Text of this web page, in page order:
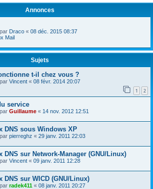
r
Annonces
Draco « 08 déc. 2015 08:37
Mail
Sujets
t-il chez vous ?
Vincent « 08 févr. 2014 20:07
1 2
service
Guillaume « 14 nov. 2012 12:51
DNS sous Windows XP
pierreghz « 29 janv. 2011 22:03
DNS sur Network-Manager (GNU/Linux)
Vincent « 09 janv. 2011 12:28
DNS sur WICD (GNU/Linux)
radek411 « 08 janv. 2011 20:27